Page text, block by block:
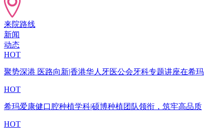
来院路线
新闻
动态
HOT
聚势深港 医路向新|香港华人牙医公会牙科专题讲座在希玛
HOT
希玛爱康健口腔种植学科|硕博种植团队领衔，筑牢高品质
HOT